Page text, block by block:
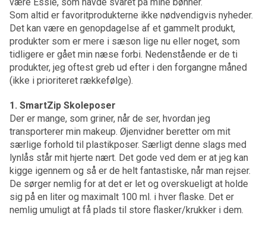
Som altid er favoritprodukterne ikke nødvendigvis nyheder.
Det kan være en genopdagelse af et gammelt produkt,
produkter som er mere i sæson lige nu eller noget, som
tidligere er gået min næse forbi. Nedenstående er de ti
produkter, jeg oftest greb ud efter i den forgangne måned
(ikke i prioriteret rækkefølge).
1. SmartZip Skoleposer
Der er mange, som griner, når de ser, hvordan jeg
transporterer min makeup. Øjenvidner beretter om mit
særlige forhold til plastikposer. Særligt denne slags med
lynlås står mit hjerte nært. Det gode ved dem er at jeg kan
kigge igennem og så er de helt fantastiske, når man rejser.
De sørger nemlig for at det er let og overskueligt at holde
sig på en liter og maximalt 100 ml. i hver flaske. Det er
nemlig umuligt at få plads til store flasker/krukker i dem.